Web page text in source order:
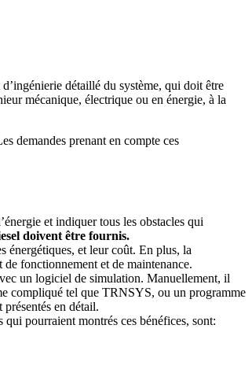
détaillé du système, qui doit être
mécanique, électrique ou en énergie, à la
demandes prenant en compte ces
et indiquer tous les obstacles qui
doivent être fournis.
énergétiques, et leur coût. En plus, la
fonctionnement et de maintenance.
un logiciel de simulation. Manuellement, il
compliqué tel que TRNSYS, ou un programme
en détail.
pourraient montrés ces bénéfices, sont: